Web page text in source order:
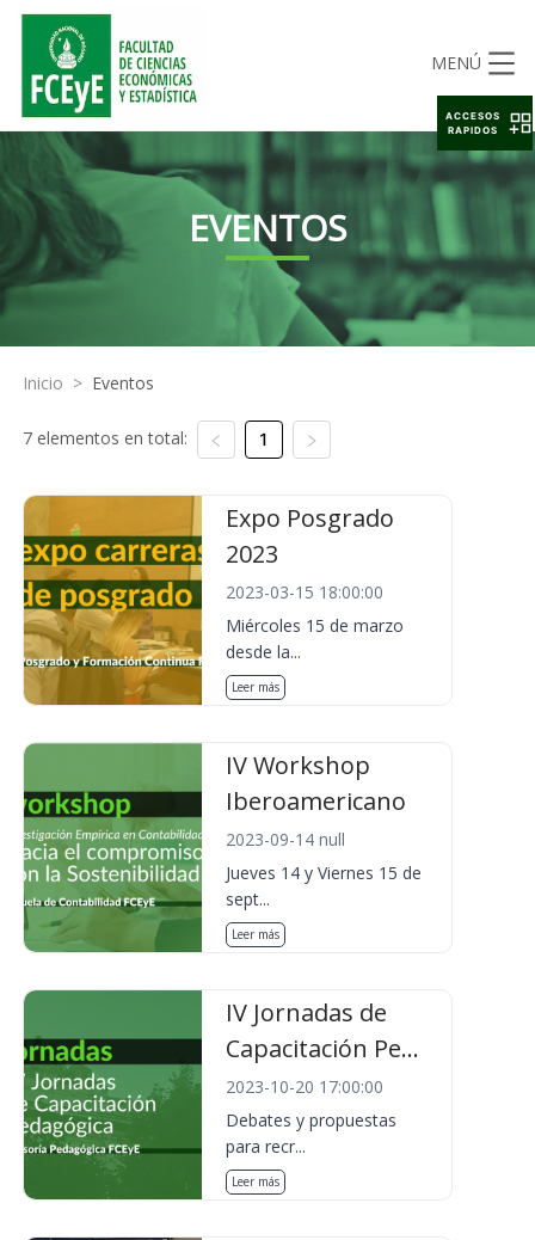
MENÚ
EVENTOS
Inicio > Eventos
7 elementos en total: 1
Expo Posgrado
2023
2023-03-15 18:00:00
Miércoles 15 de marzo
desde la...
Leer más
IV Workshop
Iberoamericano
2023-09-14 null
Jueves 14 y Viernes 15 de
sept...
Leer más
IV Jornadas de
Capacitación Pe...
2023-10-20 17:00:00
Debates y propuestas
para recr...
Leer más
ACCESOS
RAPIDOS